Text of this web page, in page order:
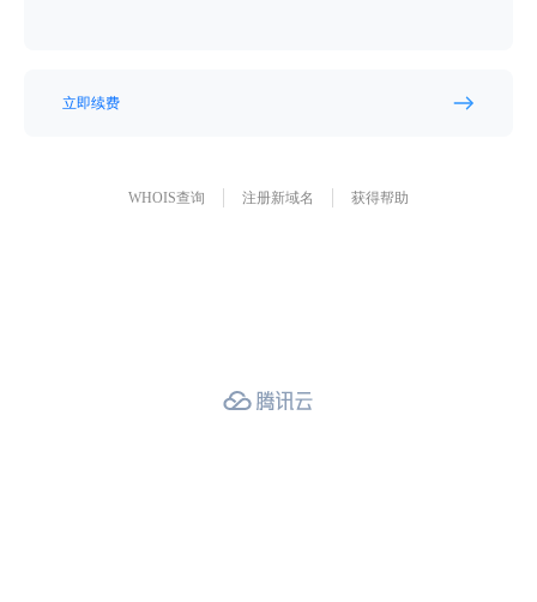
立即续费
WHOIS查询 注册新域名 获得帮助